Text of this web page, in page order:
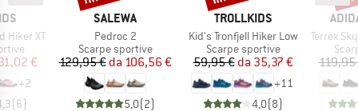
Hiker XT
ridotto
€
+2
(6)
MARCHIO
SALEWA
Articolo
Pedroc 2
Gruppo di prodotti
Scarpe sportive
Prezzo
129,95 € Prezzo ridotto
da 106,56 €
5,0(2)
MARCHIO
TROLLKIDS
Articolo
Kid's Tronfjell Hiker Low
Gruppo di prodotti
Scarpe sportive
Prezzo
59,95 € Prezzo ridotto
da 35,37 €
+11
4,0(8)
Articolo
Terrex
119,95